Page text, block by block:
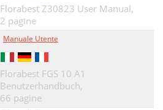
Florabest Z30823 User Manual,
2 pagine
Manuale Utente
Florabest FGS 10 A1
Benutzerhandbuch,
66 pagine